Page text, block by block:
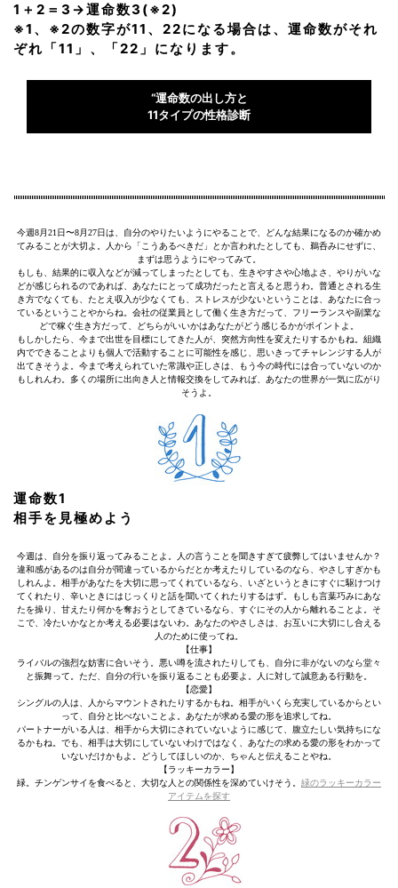
1＋2＝3→運命数3(※2)
※1、※2の数字が11、22になる場合は、運命数がそれ
ぞれ「11」、「22」になります。
“運命数の出し方と
11タイプの性格診断
今週8月21日〜8月27日は、自分のやりたいようにやることで、どんな結果になるのか確かめ
てみることが大切よ。人から「こうあるべきだ」とか言われたとしても、鵜呑みにせずに、
まずは思うようにやってみて。
もしも、結果的に収入などが減ってしまったとしても、生きやすさや心地よさ、やりがいな
どが感じられるのであれば、あなたにとって成功だったと言えると思うわ。普通とされる生
き方でなくても、たとえ収入が少なくても、ストレスが少ないということは、あなたに合っ
ているということやからね。会社の従業員として働く生き方だって、フリーランスや副業な
どで稼ぐ生き方だって、どちらがいいかはあなたがどう感じるかがポイントよ。
もしかしたら、今まで出世を目標にしてきた人が、突然方向性を変えたりするかもね。組織
内でできることよりも個人で活動することに可能性を感じ、思いきってチャレンジする人が
出てきそうよ。今まで考えられていた常識や正しさは、もう今の時代には合っていないのか
もしれんわ。多くの場所に出向き人と情報交換をしてみれば、あなたの世界が一気に広がり
そうよ。
運命数1
相手を見極めよう
今週は、自分を振り返ってみることよ。人の言うことを聞きすぎて疲弊してはいませんか？
違和感があるのは自分が間違っているからだとか考えたりしているのなら、やさしすぎかも
しれんよ。相手があなたを大切に思ってくれているなら、いざというときにすぐに駆けつけ
てくれたり、辛いときにはじっくりと話を聞いてくれたりするはず。もしも言葉巧みにあな
たを操り、甘えたり何かを奪おうとしてきているなら、すぐにその人から離れることよ。そ
こで、冷たいかなとか考える必要はないわ。あなたのやさしさは、お互いに大切にし合える
人のために使ってね。
【仕事】
ライバルの強烈な妨害に合いそう。悪い噂を流されたりしても、自分に非がないのなら堂々
と振舞って。ただ、自分の行いを振り返ることも必要よ。人に対して誠意ある行動を。
【恋愛】
シングルの人は、人からマウントされたりするかもね。相手がいくら充実しているからとい
って、自分と比べないことよ。あなたが求める愛の形を追求してね。
パートナーがいる人は、相手から大切にされていないように感じて、腹立たしい気持ちにな
るかもね。でも、相手は大切にしていないわけではなく、あなたの求める愛の形をわかって
いないだけかもよ。どうしてほしいのか、ちゃんと伝えることやね。
【ラッキーカラー】
緑。チンゲンサイを食べると、大切な人との関係性を深めていけそう。 緑のラッキーカラー
アイテムを探す